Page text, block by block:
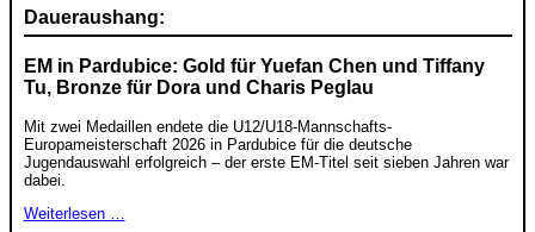
Daueraushang:
EM in Pardubice: Gold für Yuefan Chen und Tiffany
Tu, Bronze für Dora und Charis Peglau
Mit zwei Medaillen endete die U12/U18-Mannschafts-
Europameisterschaft 2026 in Pardubice für die deutsche
Jugendauswahl erfolgreich – der erste EM-Titel seit sieben Jahren war
dabei.
Weiterlesen …